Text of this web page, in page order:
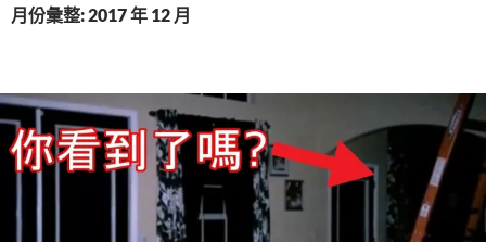
要
月份彙整: 2017 年 12 月